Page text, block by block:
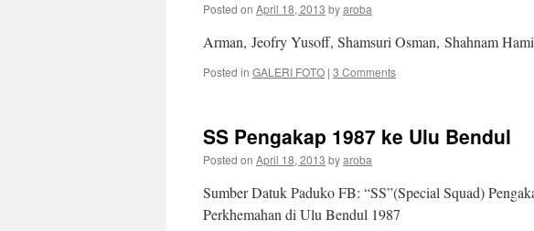
Posted on April 18, 2013 byaroba
Arman, Jeofry Yusoff, Shamsuri Osman, Shahnam
Posted in GALERI FOTO | 3 Comments
SS Pengakap 1987 ke Ulu Bendul
Posted on April 18, 2013 byaroba
Sumber Datuk Paduko FB: “SS”(Special Squad)
Perkhemahan di Ulu Bendul 1987